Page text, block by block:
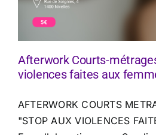
Afterwork Courts-
violences faites aux
AFTERWORK COURTS
"STOP AUX VIOLENCES